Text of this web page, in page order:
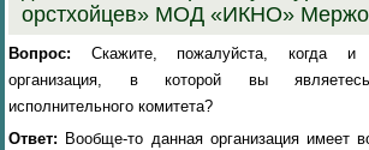
орстхойцев» МОД «ИКНО»
Вопрос: Скажите, пожалуйста, когда и
организация, в которой вы
исполнительного комитета?
Ответ: Вообще-то данная организация имеет